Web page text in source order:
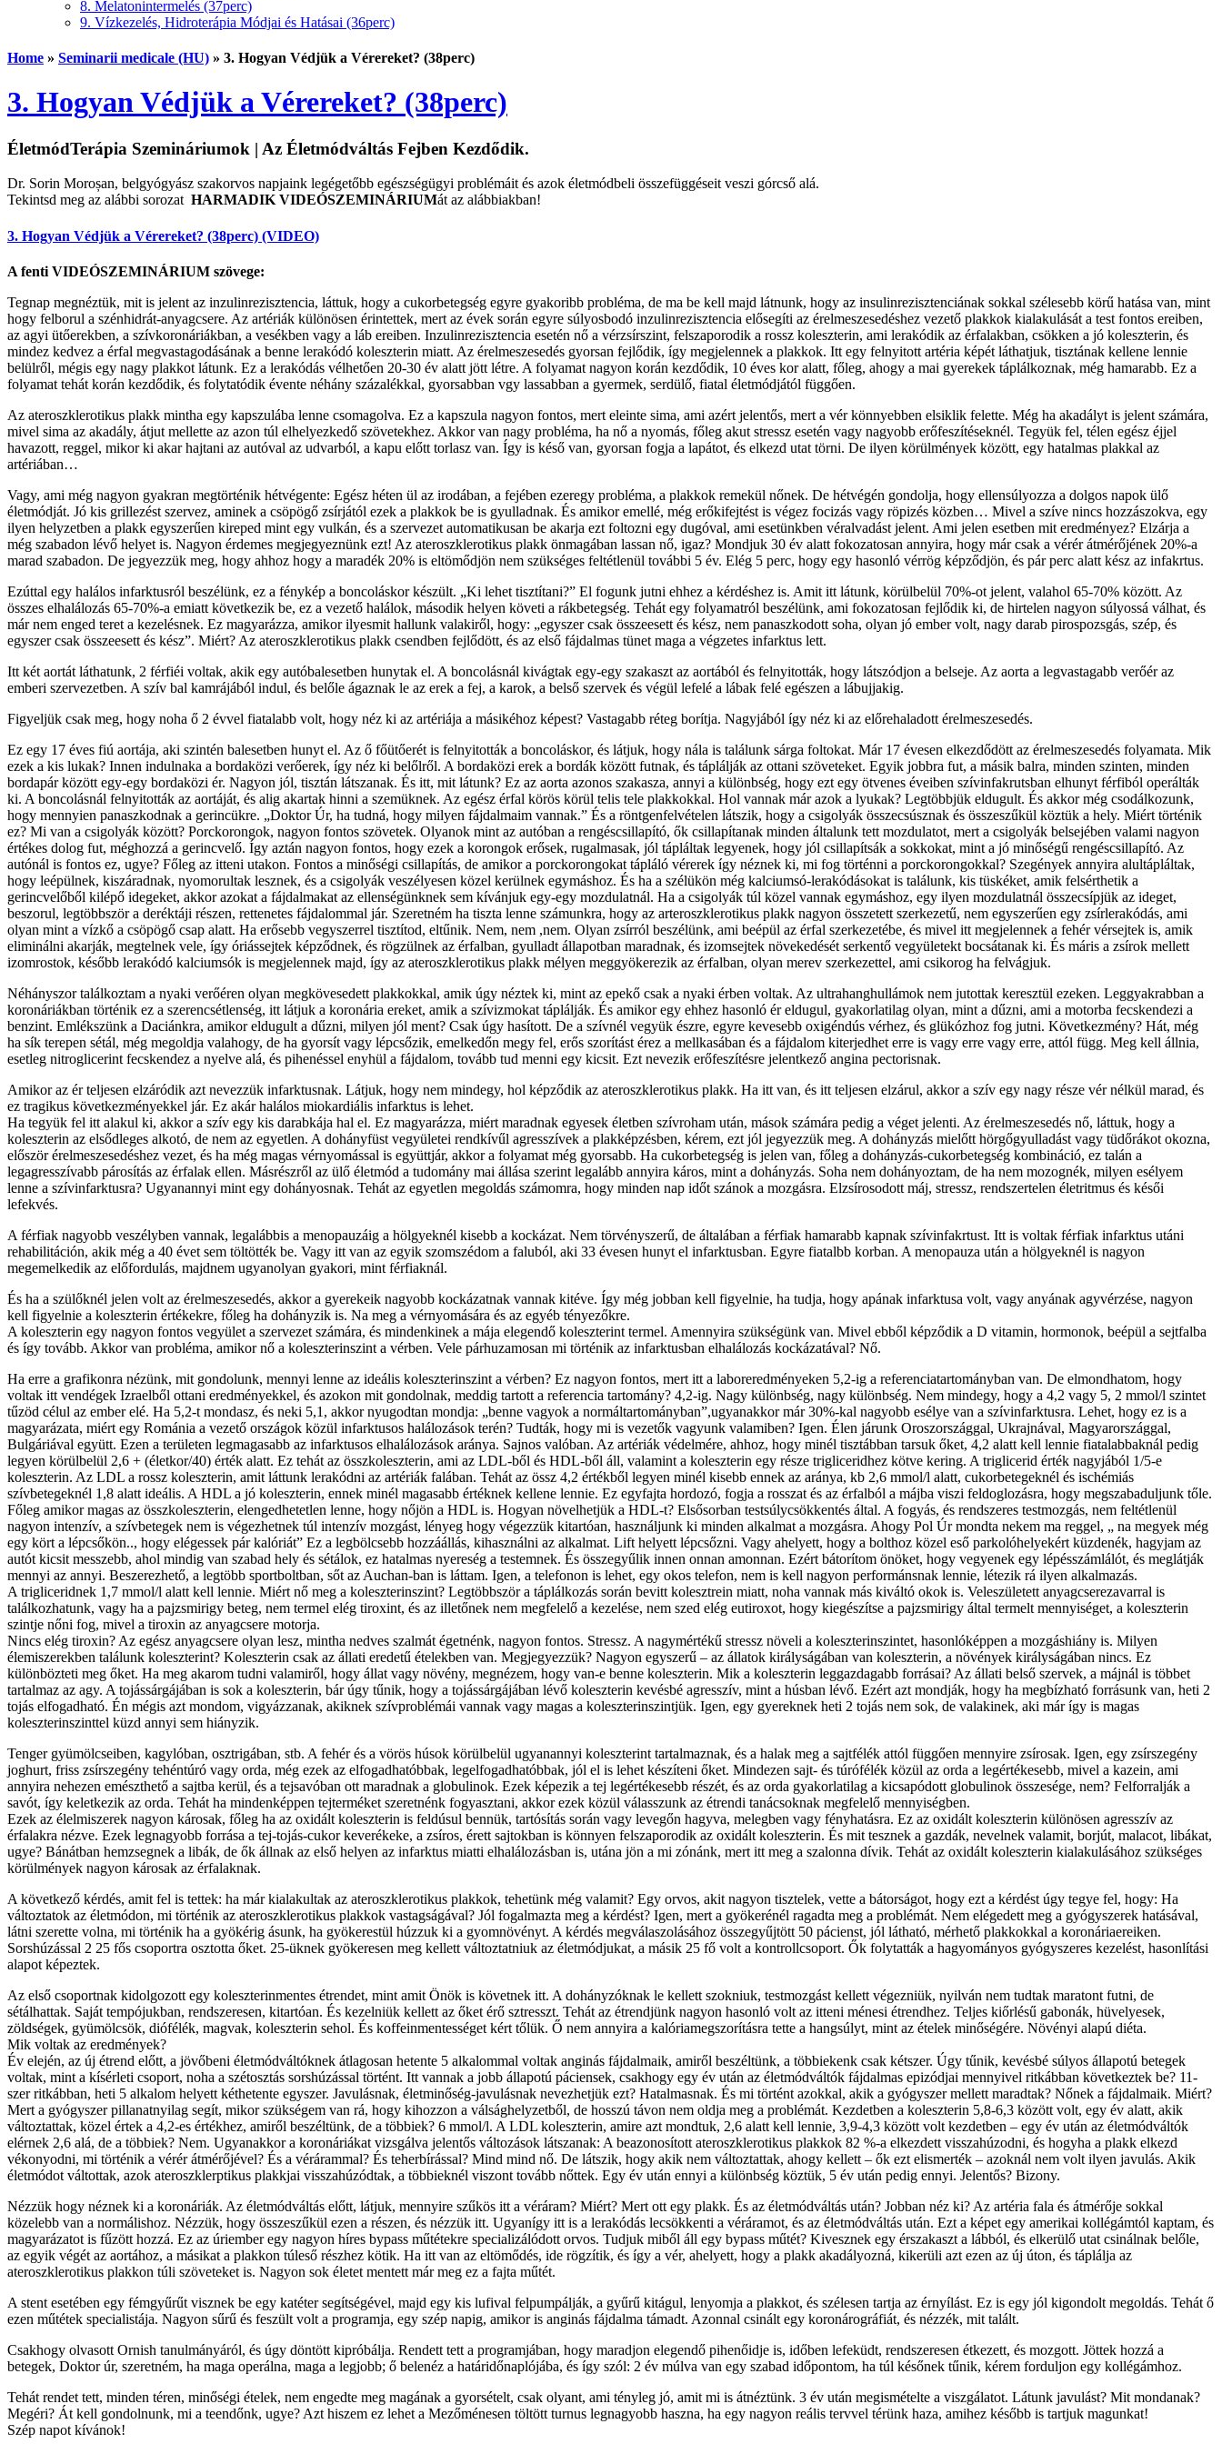
8. Melatonintermelés (37perc)
9. Vízkezelés, Hidroterápia Módjai és Hatásai (36perc)
Home » Seminarii medicale (HU) » 3. Hogyan Védjük a Vérereket? (38perc)
3. Hogyan Védjük a Vérereket? (38perc)
ÉletmódTerápia Szemináriumok | Az Életmódváltás Fejben Kezdődik.
Dr. Sorin Moroșan, belgyógyász szakorvos napjaink legégetőbb egészségügyi problémáit és azok életmódbeli összefüggéseit veszi górcső alá.
Tekintsd meg az alábbi sorozat HARMADIK VIDEÓSZEMINÁRIUMát az alábbiakban!
3. Hogyan Védjük a Vérereket? (38perc) (VIDEO)
A fenti VIDEÓSZEMINÁRIUM szövege:
Tegnap megnéztük, mit is jelent az inzulinrezisztencia, láttuk, hogy a cukorbetegség egyre gyakoribb probléma, de ma be kell majd látnunk, hogy az insulinrezisztenciának sokkal szélesebb körű hatása van, mint
hogy felborul a szénhidrát-anyagcsere. Az artériák különösen érintettek, mert az évek során egyre súlyosbodó inzulinrezisztencia elősegíti az érelmeszesedéshez vezető plakkok kialakulását a test fontos ereiben,
az agyi ütőerekben, a szívkoronáriákban, a vesékben vagy a láb ereiben. Inzulinrezisztencia esetén nő a vérzsírszint, felszaporodik a rossz koleszterin, ami lerakódik az érfalakban, csökken a jó koleszterin, és
mindez kedvez a érfal megvastagodásának a benne lerakódó koleszterin miatt. Az érelmeszesedés gyorsan fejlődik, így megjelennek a plakkok. Itt egy felnyitott artéria képét láthatjuk, tisztának kellene lennie
belülről, mégis egy nagy plakkot látunk. Ez a lerakódás vélhetően 20-30 év alatt jött létre. A folyamat nagyon korán kezdődik, 10 éves kor alatt, főleg, ahogy a mai gyerekek táplálkoznak, még hamarabb. Ez a
folyamat tehát korán kezdődik, és folytatódik évente néhány százalékkal, gyorsabban vgy lassabban a gyermek, serdülő, fiatal életmódjától függően.
Az ateroszklerotikus plakk mintha egy kapszulába lenne csomagolva. Ez a kapszula nagyon fontos, mert eleinte sima, ami azért jelentős, mert a vér könnyebben elsiklik felette. Még ha akadályt is jelent számára,
mivel sima az akadály, átjut mellette az azon túl elhelyezkedő szövetekhez. Akkor van nagy probléma, ha nő a nyomás, főleg akut stressz esetén vagy nagyobb erőfeszítéseknél. Tegyük fel, télen egész éjjel
havazott, reggel, mikor ki akar hajtani az autóval az udvarból, a kapu előtt torlasz van. Így is késő van, gyorsan fogja a lapátot, és elkezd utat törni. De ilyen körülmények között, egy hatalmas plakkal az
artériában…
Vagy, ami még nagyon gyakran megtörténik hétvégente: Egész héten ül az irodában, a fejében ezeregy probléma, a plakkok remekül nőnek. De hétvégén gondolja, hogy ellensúlyozza a dolgos napok ülő
életmódját. Jó kis grillezést szervez, aminek a csöpögő zsírjától ezek a plakkok be is gyulladnak. És amikor emellé, még erőkifejtést is végez focizás vagy röpizés közben… Mivel a szíve nincs hozzászokva, egy
ilyen helyzetben a plakk egyszerűen kireped mint egy vulkán, és a szervezet automatikusan be akarja ezt foltozni egy dugóval, ami esetünkben véralvadást jelent. Ami jelen esetben mit eredményez? Elzárja a
még szabadon lévő helyet is. Nagyon érdemes megjegyeznünk ezt! Az ateroszklerotikus plakk önmagában lassan nő, igaz? Mondjuk 30 év alatt fokozatosan annyira, hogy már csak a vérér átmérőjének 20%-a
marad szabadon. De jegyezzük meg, hogy ahhoz hogy a maradék 20% is eltömődjön nem szükséges feltétlenül további 5 év. Elég 5 perc, hogy egy hasonló vérrög képződjön, és pár perc alatt kész az infakrtus.
Ezúttal egy halálos infarktusról beszélünk, ez a fénykép a boncoláskor készült. „Ki lehet tisztítani?” El fogunk jutni ehhez a kérdéshez is. Amit itt látunk, körülbelül 70%-ot jelent, valahol 65-70% között. Az
összes elhalálozás 65-70%-a emiatt következik be, ez a vezető halálok, második helyen követi a rákbetegség. Tehát egy folyamatról beszélünk, ami fokozatosan fejlődik ki, de hirtelen nagyon súlyossá válhat, és
már nem enged teret a kezelésnek. Ez magyarázza, amikor ilyesmit hallunk valakiről, hogy: „egyszer csak összeesett és kész, nem panaszkodott soha, olyan jó ember volt, nagy darab pirospozsgás, szép, és
egyszer csak összeesett és kész”. Miért? Az ateroszklerotikus plakk csendben fejlődött, és az első fájdalmas tünet maga a végzetes infarktus lett.
Itt két aortát láthatunk, 2 férfiéi voltak, akik egy autóbalesetben hunytak el. A boncolásnál kivágtak egy-egy szakaszt az aortából és felnyitották, hogy látszódjon a belseje. Az aorta a legvastagabb verőér az
emberi szervezetben. A szív bal kamrájából indul, és belőle ágaznak le az erek a fej, a karok, a belső szervek és végül lefelé a lábak felé egészen a lábujjakig.
Figyeljük csak meg, hogy noha ő 2 évvel fiatalabb volt, hogy néz ki az artériája a másikéhoz képest? Vastagabb réteg borítja. Nagyjából így néz ki az előrehaladott érelmeszesedés.
Ez egy 17 éves fiú aortája, aki szintén balesetben hunyt el. Az ő főütőerét is felnyitották a boncoláskor, és látjuk, hogy nála is találunk sárga foltokat. Már 17 évesen elkezdődött az érelmeszesedés folyamata. Mik
ezek a kis lukak? Innen indulnaka a bordaközi verőerek, így néz ki belőlről. A bordaközi erek a bordák között futnak, és táplálják az ottani szöveteket. Egyik jobbra fut, a másik balra, minden szinten, minden
bordapár között egy-egy bordaközi ér. Nagyon jól, tisztán látszanak. És itt, mit látunk? Ez az aorta azonos szakasza, annyi a különbség, hogy ezt egy ötvenes éveiben szívinfakrutsban elhunyt férfiból operálták
ki. A boncolásnál felnyitották az aortáját, és alig akartak hinni a szemüknek. Az egész érfal körös körül telis tele plakkokkal. Hol vannak már azok a lyukak? Legtöbbjük eldugult. És akkor még csodálkozunk,
hogy mennyien panaszkodnak a gerincükre. „Doktor Úr, ha tudná, hogy milyen fájdalmaim vannak.” És a röntgenfelvételen látszik, hogy a csigolyák összecsúsznak és összeszűkül köztük a hely. Miért történik
ez? Mi van a csigolyák között? Porckorongok, nagyon fontos szövetek. Olyanok mint az autóban a rengéscsillapító, ők csillapítanak minden általunk tett mozdulatot, mert a csigolyák belsejében valami nagyon
értékes dolog fut, méghozzá a gerincvelő. Így aztán nagyon fontos, hogy ezek a korongok erősek, rugalmasak, jól tápláltak legyenek, hogy jól csillapítsák a sokkokat, mint a jó minőségű rengéscsillapító. Az
autónál is fontos ez, ugye? Főleg az itteni utakon. Fontos a minőségi csillapítás, de amikor a porckorongokat tápláló vérerek így néznek ki, mi fog történni a porckorongokkal? Szegények annyira alultápláltak,
hogy leépülnek, kiszáradnak, nyomorultak lesznek, és a csigolyák veszélyesen közel kerülnek egymáshoz. És ha a szélükön még kalciumsó-lerakódásokat is találunk, kis tüskéket, amik felsérthetik a
gerincvelőből kilépő idegeket, akkor azokat a fájdalmakat az ellenségünknek sem kívánjuk egy-egy mozdulatnál. Ha a csigolyák túl közel vannak egymáshoz, egy ilyen mozdulatnál összecsípjük az ideget,
beszorul, legtöbbször a deréktáji részen, rettenetes fájdalommal jár. Szeretném ha tiszta lenne számunkra, hogy az arteroszklerotikus plakk nagyon összetett szerkezetű, nem egyszerűen egy zsírlerakódás, ami
olyan mint a vízkő a csöpögő csap alatt. Ha erősebb vegyszerrel tisztítod, eltűnik. Nem, nem ,nem. Olyan zsírról beszélünk, ami beépül az érfal szerkezetébe, és mivel itt megjelennek a fehér vérsejtek is, amik
eliminálni akarják, megtelnek vele, így óriássejtek képződnek, és rögzülnek az érfalban, gyulladt állapotban maradnak, és izomsejtek növekedését serkentő vegyületekt bocsátanak ki. És máris a zsírok mellett
izomrostok, később lerakódó kalciumsók is megjelennek majd, így az ateroszklerotikus plakk mélyen meggyökerezik az érfalban, olyan merev szerkezettel, ami csikorog ha felvágjuk.
Néhányszor találkoztam a nyaki verőéren olyan megkövesedett plakkokkal, amik úgy néztek ki, mint az epekő csak a nyaki érben voltak. Az ultrahanghullámok nem jutottak keresztül ezeken. Leggyakrabban a
koronáriákban történik ez a szerencsétlenség, itt látjuk a koronária ereket, amik a szívizmokat táplálják. És amikor egy ehhez hasonló ér eldugul, gyakorlatilag olyan, mint a dűzni, ami a motorba fecskendezi a
benzint. Emlékszünk a Daciánkra, amikor eldugult a dűzni, milyen jól ment? Csak úgy hasított. De a szívnél vegyük észre, egyre kevesebb oxigéndús vérhez, és glükózhoz fog jutni. Következmény? Hát, még
ha sík terepen sétál, még megoldja valahogy, de ha gyorsít vagy lépcsőzik, emelkedőn megy fel, erős szorítást érez a mellkasában és a fájdalom kiterjedhet erre is vagy erre vagy erre, attól függ. Meg kell állnia,
esetleg nitroglicerint fecskendez a nyelve alá, és pihenéssel enyhül a fájdalom, tovább tud menni egy kicsit. Ezt nevezik erőfeszítésre jelentkező angina pectorisnak.
Amikor az ér teljesen elzáródik azt nevezzük infarktusnak. Látjuk, hogy nem mindegy, hol képződik az ateroszklerotikus plakk. Ha itt van, és itt teljesen elzárul, akkor a szív egy nagy része vér nélkül marad, és
ez tragikus következményekkel jár. Ez akár halálos miokardiális infarktus is lehet.
Ha tegyük fel itt alakul ki, akkor a szív egy kis darabkája hal el. Ez magyarázza, miért maradnak egyesek életben szívroham után, mások számára pedig a véget jelenti. Az érelmeszesedés nő, láttuk, hogy a
koleszterin az elsődleges alkotó, de nem az egyetlen. A dohányfüst vegyületei rendkívűl agresszívek a plakképzésben, kérem, ezt jól jegyezzük meg. A dohányzás mielőtt hörgőgyulladást vagy tüdőrákot okozna,
először érelmeszesedéshez vezet, és ha még magas vérnyomással is együttjár, akkor a folyamat még gyorsabb. Ha cukorbetegség is jelen van, főleg a dohányzás-cukorbetegség kombináció, ez talán a
legagresszívabb párosítás az érfalak ellen. Másrészről az ülő életmód a tudomány mai állása szerint legalább annyira káros, mint a dohányzás. Soha nem dohányoztam, de ha nem mozognék, milyen esélyem
lenne a szívinfarktusra? Ugyanannyi mint egy dohányosnak. Tehát az egyetlen megoldás számomra, hogy minden nap időt szánok a mozgásra. Elzsírosodott máj, stressz, rendszertelen életritmus és késői
lefekvés.
A férfiak nagyobb veszélyben vannak, legalábbis a menopauzáig a hölgyeknél kisebb a kockázat. Nem törvényszerű, de általában a férfiak hamarabb kapnak szívinfakrtust. Itt is voltak férfiak infarktus utáni
rehabilitáción, akik még a 40 évet sem töltötték be. Vagy itt van az egyik szomszédom a faluból, aki 33 évesen hunyt el infarktusban. Egyre fiatalbb korban. A menopauza után a hölgyeknél is nagyon
megemelkedik az előfordulás, majdnem ugyanolyan gyakori, mint férfiaknál.
És ha a szülőknél jelen volt az érelmeszesedés, akkor a gyerekeik nagyobb kockázatnak vannak kitéve. Így még jobban kell figyelnie, ha tudja, hogy apának infarktusa volt, vagy anyának agyvérzése, nagyon
kell figyelnie a koleszterin értékekre, főleg ha dohányzik is. Na meg a vérnyomására és az egyéb tényezőkre.
A koleszterin egy nagyon fontos vegyület a szervezet számára, és mindenkinek a mája elegendő koleszterint termel. Amennyira szükségünk van. Mivel ebből képződik a D vitamin, hormonok, beépül a sejtfalba
és így tovább. Akkor van probléma, amikor nő a koleszterinszint a vérben. Vele párhuzamosan mi történik az infarktusban elhalálozás kockázatával? Nő.
Ha erre a grafikonra nézünk, mit gondolunk, mennyi lenne az ideális koleszterinszint a vérben? Ez nagyon fontos, mert itt a laboreredményeken 5,2-ig a referenciatartományban van. De elmondhatom, hogy
voltak itt vendégek Izraelből ottani eredményekkel, és azokon mit gondolnak, meddig tartott a referencia tartomány? 4,2-ig. Nagy különbség, nagy különbség. Nem mindegy, hogy a 4,2 vagy 5, 2 mmol/l szintet
tűzöd célul az ember elé. Ha 5,2-t mondasz, és neki 5,1, akkor nyugodtan mondja: „benne vagyok a normáltartományban”,ugyanakkor már 30%-kal nagyobb esélye van a szívinfarktusra. Lehet, hogy ez is a
magyarázata, miért egy Románia a vezető országok közül infarktusos halálozások terén? Tudták, hogy mi is vezetők vagyunk valamiben? Igen. Élen járunk Oroszországgal, Ukrajnával, Magyarországgal,
Bulgáriával együtt. Ezen a területen legmagasabb az infarktusos elhalálozások aránya. Sajnos valóban. Az artériák védelmére, ahhoz, hogy minél tisztábban tarsuk őket, 4,2 alatt kell lennie fiatalabbaknál pedig
legyen körülbelül 2,6 + (életkor/40) érték alatt. Ez tehát az összkoleszterin, ami az LDL-ből és HDL-ből áll, valamint a koleszterin egy része trigliceridhez kötve kering. A triglicerid érték nagyjából 1/5-e
koleszterin. Az LDL a rossz koleszterin, amit láttunk lerakódni az artériák falában. Tehát az össz 4,2 értékből legyen minél kisebb ennek az aránya, kb 2,6 mmol/l alatt, cukorbetegeknél és ischémiás
szívbetegeknél 1,8 alatt ideális. A HDL a jó koleszterin, ennek minél magasabb értéknek kellene lennie. Ez egyfajta hordozó, fogja a rosszat és az érfalból a májba viszi feldoglozásra, hogy megszabaduljunk tőle.
Főleg amikor magas az összkoleszterin, elengedhetetlen lenne, hogy nőjön a HDL is. Hogyan növelhetjük a HDL-t? Elsősorban testsúlycsökkentés által. A fogyás, és rendszeres testmozgás, nem feltétlenül
nagyon intenzív, a szívbetegek nem is végezhetnek túl intenzív mozgást, lényeg hogy végezzük kitartóan, használjunk ki minden alkalmat a mozgásra. Ahogy Pol Úr mondta nekem ma reggel, „ na megyek még
egy kört a lépcsőkön.., hogy elégessek pár kalóriát” Ez a legbölcsebb hozzáállás, kihasználni az alkalmat. Lift helyett lépcsőzni. Vagy ahelyett, hogy a bolthoz közel eső parkolóhelyekért küzdenék, hagyjam az
autót kicsit messzebb, ahol mindig van szabad hely és sétálok, ez hatalmas nyereség a testemnek. És összegyűlik innen onnan amonnan. Ezért bátorítom önöket, hogy vegyenek egy lépésszámlálót, és meglátják
mennyi az annyi. Beszerezhető, a legtöbb sportboltban, sőt az Auchan-ban is láttam. Igen, a telefonon is lehet, egy okos telefon, nem is kell nagyon performánsnak lennie, létezik rá ilyen alkalmazás.
A trigliceridnek 1,7 mmol/l alatt kell lennie. Miért nő meg a koleszterinszint? Legtöbbször a táplálkozás során bevitt kolesztrein miatt, noha vannak más kiváltó okok is. Veleszületett anyagcserezavarral is
találkozhatunk, vagy ha a pajzsmirigy beteg, nem termel elég tiroxint, és az illetőnek nem megfelelő a kezelése, nem szed elég eutiroxot, hogy kiegészítse a pajzsmirigy által termelt mennyiséget, a koleszterin
szintje nőni fog, mivel a tiroxin az anyagcsere motorja.
Nincs elég tiroxin? Az egész anyagcsere olyan lesz, mintha nedves szalmát égetnénk, nagyon fontos. Stressz. A nagymértékű stressz növeli a koleszterinszintet, hasonlóképpen a mozgáshiány is. Milyen
élemiszerekben találunk koleszterint? Koleszterin csak az állati eredetű ételekben van. Megjegyezzük? Nagyon egyszerű – az állatok királyságában van koleszterin, a növények királyságában nincs. Ez
különbözteti meg őket. Ha meg akarom tudni valamiről, hogy állat vagy növény, megnézem, hogy van-e benne koleszterin. Mik a koleszterin leggazdagabb forrásai? Az állati belső szervek, a májnál is többet
tartalmaz az agy. A tojássárgájában is sok a koleszterin, bár úgy tűnik, hogy a tojássárgájában lévő koleszterin kevésbé agresszív, mint a húsban lévő. Ezért azt mondják, hogy ha megbízható forrásunk van, heti 2
tojás elfogadható. Én mégis azt mondom, vigyázzanak, akiknek szívproblémái vannak vagy magas a koleszterinszintjük. Igen, egy gyereknek heti 2 tojás nem sok, de valakinek, aki már így is magas
koleszterinszinttel küzd annyi sem hiányzik.
Tenger gyümölcseiben, kagylóban, osztrigában, stb. A fehér és a vörös húsok körülbelül ugyanannyi koleszterint tartalmaznak, és a halak meg a sajtfélék attól függően mennyire zsírosak. Igen, egy zsírszegény
joghurt, friss zsírszegény tehéntúró vagy orda, még ezek az elfogadhatóbbak, legelfogadhatóbbak, jól el is lehet készíteni őket. Mindezen sajt- és túrófélék közül az orda a legértékesebb, mivel a kazein, ami
annyira nehezen emészthető a sajtba kerül, és a tejsavóban ott maradnak a globulinok. Ezek képezik a tej legértékesebb részét, és az orda gyakorlatilag a kicsapódott globulinok összesége, nem? Felforralják a
savót, így keletkezik az orda. Tehát ha mindenképpen tejterméket szeretnénk fogyasztani, akkor ezek közül válasszunk az étrendi tanácsoknak megfelelő mennyiségben.
Ezek az élelmiszerek nagyon károsak, főleg ha az oxidált koleszterin is feldúsul bennük, tartósítás során vagy levegőn hagyva, melegben vagy fényhatásra. Ez az oxidált koleszterin különösen agresszív az
érfalakra nézve. Ezek legnagyobb forrása a tej-tojás-cukor keverékeke, a zsíros, érett sajtokban is könnyen felszaporodik az oxidált koleszterin. És mit tesznek a gazdák, nevelnek valamit, borjút, malacot, libákat,
ugye? Bánátban hemzsegnek a libák, de ők állnak az első helyen az infarktus miatti elhalálozásban is, utána jön a mi zónánk, mert itt meg a szalonna dívik. Tehát az oxidált koleszterin kialakulásához szükséges
körülmények nagyon károsak az érfalaknak.
A következő kérdés, amit fel is tettek: ha már kialakultak az ateroszklerotikus plakkok, tehetünk még valamit? Egy orvos, akit nagyon tisztelek, vette a bátorságot, hogy ezt a kérdést úgy tegye fel, hogy: Ha
változtatok az életmódon, mi történik az ateroszklerotikus plakkok vastagságával? Jól fogalmazta meg a kérdést? Igen, mert a gyökerénél ragadta meg a problémát. Nem elégedett meg a gyógyszerek hatásával,
látni szerette volna, mi történik ha a gyökérig ásunk, ha gyökerestül húzzuk ki a gyomnövényt. A kérdés megválaszolásához összegyűjtött 50 pácienst, jól látható, mérhető plakkokkal a koronáriaereiken.
Sorshúzással 2 25 fős csoportra osztotta őket. 25-üknek gyökeresen meg kellett változtatniuk az életmódjukat, a másik 25 fő volt a kontrollcsoport. Ők folytatták a hagyományos gyógyszeres kezelést, hasonlítási
alapot képeztek.
Az első csoportnak kidolgozott egy koleszterinmentes étrendet, mint amit Önök is követnek itt. A dohányzóknak le kellett szokniuk, testmozgást kellett végezniük, nyilván nem tudtak maratont futni, de
sétálhattak. Saját tempójukban, rendszeresen, kitartóan. És kezelniük kellett az őket érő sztresszt. Tehát az étrendjünk nagyon hasonló volt az itteni ménesi étrendhez. Teljes kiőrlésű gabonák, hüvelyesek,
zöldségek, gyümölcsök, diófélék, magvak, koleszterin sehol. És koffeinmentességet kért tőlük. Ő nem annyira a kalóriamegszorításra tette a hangsúlyt, mint az ételek minőségére. Növényi alapú diéta.
Mik voltak az eredmények?
Év elején, az új étrend előtt, a jövőbeni életmódváltóknek átlagosan hetente 5 alkalommal voltak anginás fájdalmaik, amiről beszéltünk, a többiekenk csak kétszer. Úgy tűnik, kevésbé súlyos állapotú betegek
voltak, mint a kísérleti csoport, noha a szétosztás sorshúzással történt. Itt vannak a jobb állapotú páciensek, csakhogy egy év után az életmódváltók fájdalmas epizódjai mennyivel ritkábban következtek be? 11-
szer ritkábban, heti 5 alkalom helyett kéthetente egyszer. Javulásnak, életminőség-javulásnak nevezhetjük ezt? Hatalmasnak. És mi történt azokkal, akik a gyógyszer mellett maradtak? Nőnek a fájdalmaik. Miért?
Mert a gyógyszer pillanatnyilag segít, mikor szükségem van rá, hogy kihozzon a válsághelyzetből, de hosszú távon nem oldja meg a problémát. Kezdetben a koleszterin 5,8-6,3 között volt, egy év alatt, akik
változtattak, közel értek a 4,2-es értékhez, amiről beszéltünk, de a többiek? 6 mmol/l. A LDL koleszterin, amire azt mondtuk, 2,6 alatt kell lennie, 3,9-4,3 között volt kezdetben – egy év után az életmódváltók
elérnek 2,6 alá, de a többiek? Nem. Ugyanakkor a koronáriákat vizsgálva jelentős változások látszanak: A beazonosított ateroszklerotikus plakkok 82 %-a elkezdett visszahúzodni, és hogyha a plakk elkezd
vékonyodni, mi történik a vérér átmérőjével? És a vérárammal? És teherbírással? Mind mind nő. De látszik, hogy akik nem változtattak, ahogy kellett – ők ezt elismerték – azoknál nem volt ilyen javulás. Akik
életmódot váltottak, azok ateroszklerptikus plakkjai visszahúzódtak, a többieknél viszont tovább nőttek. Egy év után ennyi a különbség köztük, 5 év után pedig ennyi. Jelentős? Bizony.
Nézzük hogy néznek ki a koronáriák. Az életmódváltás előtt, látjuk, mennyire szűkös itt a véráram? Miért? Mert ott egy plakk. És az életmódváltás után? Jobban néz ki? Az artéria fala és átmérője sokkal
közelebb van a normálishoz. Nézzük, hogy összeszűkül ezen a részen, és nézzük itt. Ugyanígy itt is a lerakódás lecsökkenti a véráramot, és az életmódváltás után. Ezt a képet egy amerikai kollégámtól kaptam, és
magyarázatot is fűzött hozzá. Ez az úriember egy nagyon híres bypass műtétekre specializálódott orvos. Tudjuk miből áll egy bypass műtét? Kivesznek egy érszakaszt a lábból, és elkerülő utat csinálnak belőle,
az egyik végét az aortához, a másikat a plakkon túleső részhez kötik. Ha itt van az eltömődés, ide rögzítik, és így a vér, ahelyett, hogy a plakk akadályozná, kikerüli azt ezen az új úton, és táplálja az
ateroszklerotikus plakkon túli szöveteket is. Nagyon sok életet mentett már meg ez a fajta műtét.
A stent esetében egy fémgyűrűt visznek be egy katéter segítségével, majd egy kis lufival felpumpálják, a gyűrű kitágul, lenyomja a plakkot, és szélesen tartja az érnyílást. Ez is egy jól kigondolt megoldás. Tehát ő
ezen műtétek specialistája. Nagyon sűrű és feszült volt a programja, egy szép napig, amikor is anginás fájdalma támadt. Azonnal csinált egy koronárográfiát, és nézzék, mit talált.
Csakhogy olvasott Ornish tanulmányáról, és úgy döntött kipróbálja. Rendett tett a programjában, hogy maradjon elegendő pihenőidje is, időben lefeküdt, rendszeresen étkezett, és mozgott. Jöttek hozzá a
betegek, Doktor úr, szeretném, ha maga operálna, maga a legjobb; ő belenéz a határidőnaplójába, és így szól: 2 év múlva van egy szabad időpontom, ha túl későnek tűnik, kérem forduljon egy kollégámhoz.
Tehát rendet tett, minden téren, minőségi ételek, nem engedte meg magának a gyorsételt, csak olyant, ami tényleg jó, amit mi is átnéztünk. 3 év után megismételte a viszgálatot. Látunk javulást? Mit mondanak?
Megéri? Át kell gondolnunk, mi a teendőnk, ugye? Azt hiszem ez lehet a Mezőménesen töltött turnus legnagyobb haszna, ha egy nagyon reális tervvel térünk haza, amihez később is tartjuk magunkat!
Szép napot kívánok!